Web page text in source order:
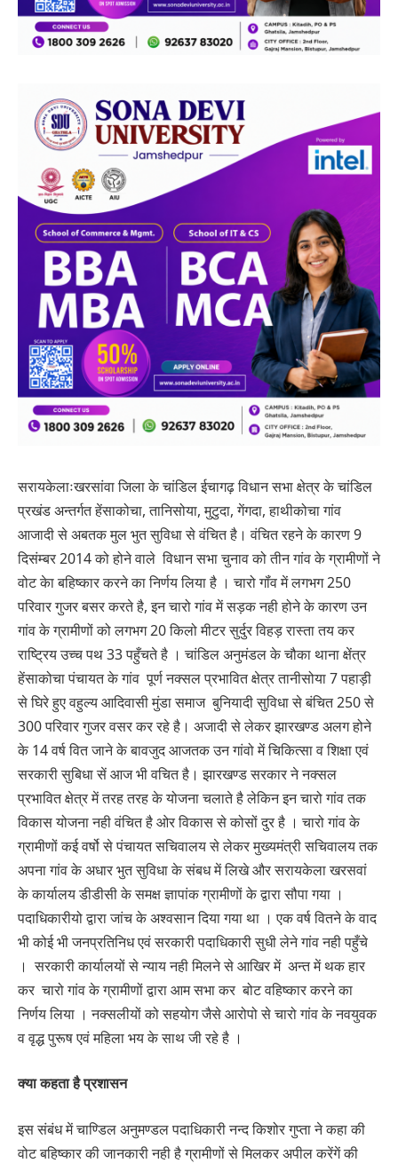
सरायकेलाःखरसांवा जिला के चांडिल ईचागढ़ विधान सभा क्षेत्र के चांडिल
प्रखंड अन्तर्गत हेंसाकोचा, तानिसोया, मुटुदा, गेंगदा, हाथीकोचा गांव
आजादी से अबतक मुल भुत सुविधा से वंचित है। वंचित रहने के कारण 9
दिसंम्बर 2014 को होने वाले विधान सभा चुनाव को तीन गांव के ग्रामीणों ने
वोट केा बहिष्कार करने का निर्णय लिया है । चारो गॉंव में लगभग 250
परिवार गुजर बसर करते है, इन चारो गांव में सड़क नही होने के कारण उन
गांव के ग्रामीणों को लगभग 20 किलो मीटर सुर्दुर विहड़ रास्ता तय कर
राष्ट्रिय उच्च पथ 33 पहुँचते है । चांडिल अनुमंडल के चौका थाना क्षेंत्र
हेंसाकोचा पंचायत के गांव पूर्ण नक्सल प्रभावित क्षेत्र तानीसोया 7 पहाड़ी
से घिरे हुए वहुल्य आदिवासी मुंडा समाज बुनियादी सुविधा से बंचित 250 से
300 परिवार गुजर वसर कर रहे है। अजादी से लेकर झारखण्ड अलग होने
के 14 वर्ष वित जाने के बावजुद आजतक उन गांवो में चिकित्सा व शिक्षा एवं
सरकारी सुबिधा सें आज भी वचित है। झारखण्ड सरकार ने नक्सल
प्रभावित क्षेत्र में तरह तरह के योजना चलाते है लेकिन इन चारो गांव तक
विकास योजना नही वंचित है ओर विकास से कोसों दुर है । चारो गांव के
ग्रामीणों कई वर्षो से पंचायत सचिवालय से लेकर मुख्यमंत्री सचिवालय तक
अपना गांव के अधार भुत सुविधा के संबध में लिखे और सरायकेला खरसवां
के कार्यालय डीडीसी के समक्ष ज्ञापांक ग्रामीणों के द्वारा सौपा गया ।
पदाधिकारीयो द्वारा जांच के अश्वसान दिया गया था । एक वर्ष वितने के वाद
भी कोई भी जनप्रतिनिध एवं सरकारी पदाधिकारी सुधी लेने गांव नही पहुँचे
। सरकारी कार्यालयों से न्याय नही मिलने से आखिर में अन्त में थक हार
कर चारो गांव के ग्रामीणों द्वारा आम सभा कर बोट वहिष्कार करने का
निर्णय लिया । नक्सलीयों को सहयोग जैसे आरोपो से चारो गांव के नवयुवक
व वृद्ध पुरूष एवं महिला भय के साथ जी रहे है ।
क्या कहता है प्रशासन
इस संबंध में चाण्डिल अनुमण्डल पदाधिकारी नन्द किशोर गुप्ता ने कहा की
वोट बहिष्कार की जानकारी नही है ग्रामीणों से मिलकर अपील करेंगें की